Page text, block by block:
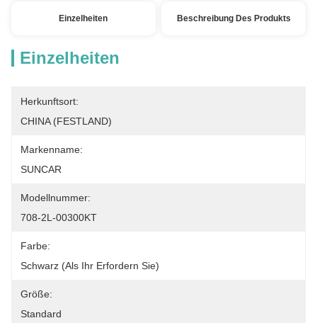
Einzelheiten Beschreibung Des Produkts
Einzelheiten
Herkunftsort:
CHINA (FESTLAND)
Markenname:
SUNCAR
Modellnummer:
708-2L-00300KT
Farbe:
Schwarz (als Ihr Erfordern Sie)
Größe:
Standard